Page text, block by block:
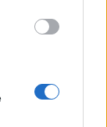
az oroszok és